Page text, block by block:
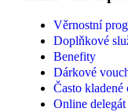
Věrnostní
Doplňkové
Benefity
Dárkové
Často kladené
Online delegát